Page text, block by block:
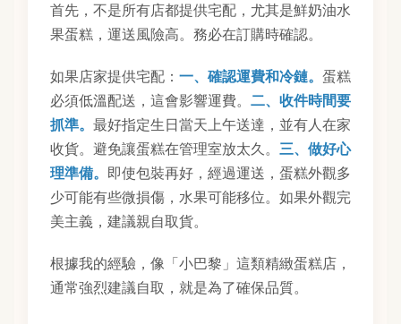
首先，不是所有店都提供宅配，尤其是鮮奶油水
果蛋糕，運送風險高。務必在訂購時確認。
如果店家提供宅配： 一、確認運費和冷鏈。 蛋糕
必須低溫配送，這會影響運費。 二、收件時間要
抓準。 最好指定生日當天上午送達，並有人在家
收貨。避免讓蛋糕在管理室放太久。 三、做好心
理準備。 即使包裝再好，經過運送，蛋糕外觀多
少可能有些微損傷，水果可能移位。如果外觀完
美主義，建議親自取貨。
根據我的經驗，像「小巴黎」這類精緻蛋糕店，
通常強烈建議自取，就是為了確保品質。